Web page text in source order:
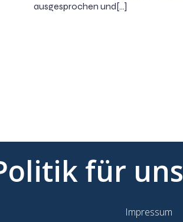
ausgesprochen und[…]
für
Impressum